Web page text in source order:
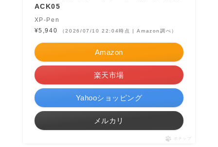
ACK05
XP-Pen
¥5,940
（2026/07/10 22:04時点 | Amazon調べ）
Amazon
楽天市場
Yahooショッピング
メルカリ
ポチップ